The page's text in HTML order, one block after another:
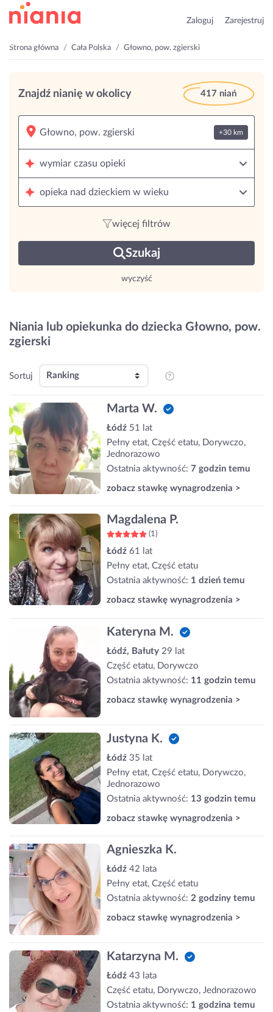
Zaloguj Zarejestruj
Strona główna Cała Polska Głowno, pow. zgierski
Znajdź nianię w okolicy 417 niań
+30 km
wymiar czasu opieki
opieka nad dzieckiem w wieku
więcej filtrów
Szukaj
wyczyść
Niania lub opiekunka do dziecka Głowno, pow.
zgierski
Sortuj
Marta W.
Łódź 51 lat
Pełny etat, Część etatu, Dorywczo,
Jednorazowo
Ostatnia aktywność: 7 godzin temu
zobacz stawkę wynagrodzenia >
Magdalena P.
(1)
Łódź 61 lat
Pełny etat, Część etatu
Ostatnia aktywność: 1 dzień temu
zobacz stawkę wynagrodzenia >
Kateryna M.
Łódź, Bałuty 29 lat
Część etatu, Dorywczo
Ostatnia aktywność: 11 godzin temu
zobacz stawkę wynagrodzenia >
Justyna K.
Łódź 35 lat
Pełny etat, Część etatu, Dorywczo,
Jednorazowo
Ostatnia aktywność: 13 godzin temu
zobacz stawkę wynagrodzenia >
Agnieszka K.
Łódź 42 lata
Pełny etat, Część etatu
Ostatnia aktywność: 2 godziny temu
zobacz stawkę wynagrodzenia >
Katarzyna M.
Łódź 43 lata
Część etatu, Dorywczo, Jednorazowo
Ostatnia aktywność: 1 godzina temu